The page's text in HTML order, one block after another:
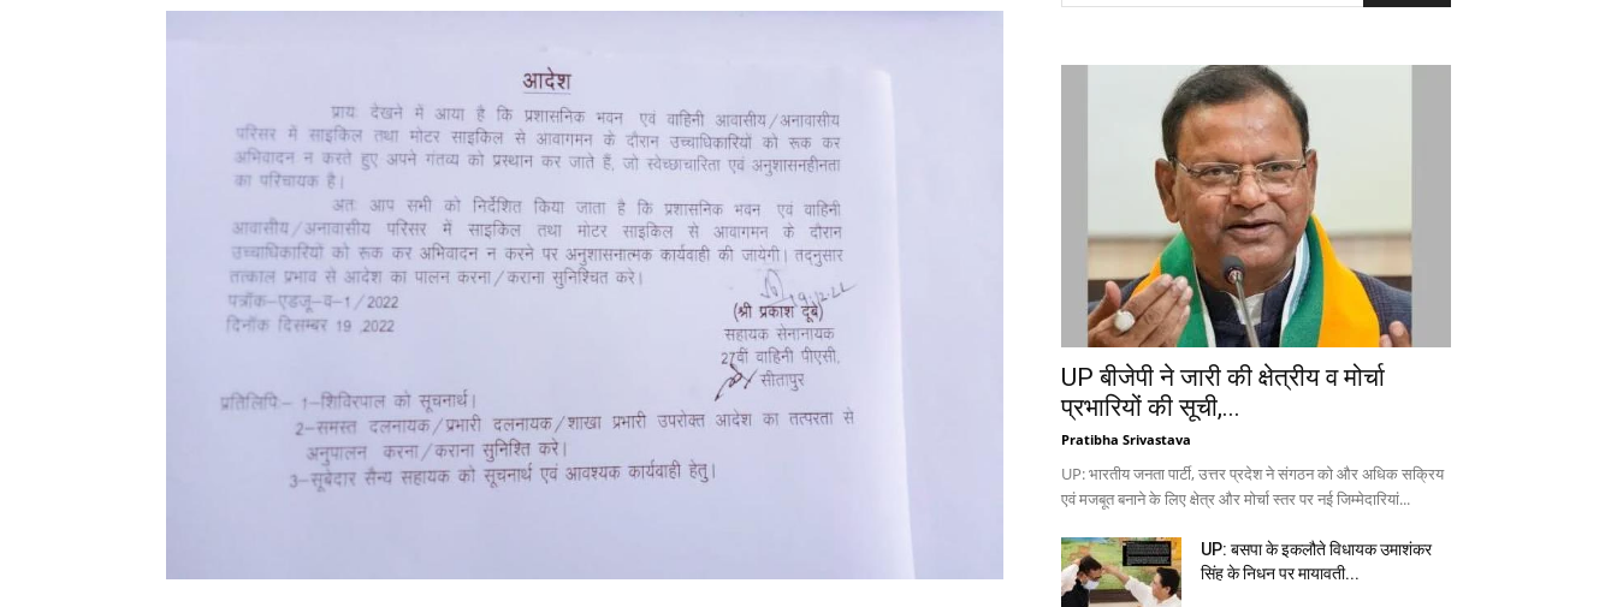
UP बीजेपी ने जारी की क्षेत्रीय व मोर्चा
प्रभारियों की सूची,...
Pratibha Srivastava
UP: भारतीय जनता पार्टी, उत्तर प्रदेश ने संगठन को और अधिक सक्रिय
एवं मजबूत बनाने के लिए क्षेत्र और मोर्चा स्तर पर नई जिम्मेदारियां...
UP: बसपा के इकलौते विधायक उमाशंकर
सिंह के निधन पर मायावती...